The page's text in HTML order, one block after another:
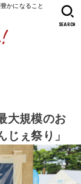
かになること
SEARCH
大規模のお
ぇ祭り」